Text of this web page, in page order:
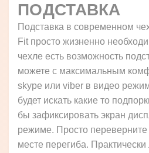
ПОДСТАВКА
Подставка в современном
Fit просто жизненно
чехле есть возможность
можете с максимальным
skype или viber в видео
будет искать какие то
бы зафиксировать экран
режиме. Просто переверните
месте перегиба.